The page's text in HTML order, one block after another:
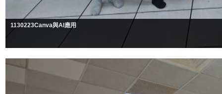
1130223Canva與AI應用